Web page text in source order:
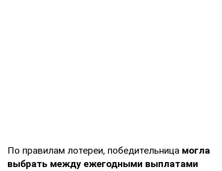
По правилам лотереи, победительница могла
выбрать между ежегодными выплатами